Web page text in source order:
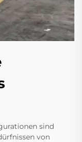
sind
von